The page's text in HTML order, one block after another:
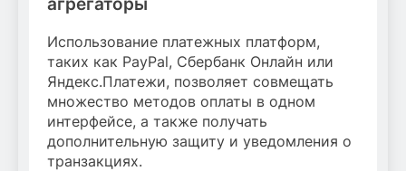
агрегаторы
Использование платежных платформ,
таких как PayPal, Сбербанк Онлайн или
Яндекс.Платежи, позволяет совмещать
множество методов оплаты в одном
интерфейсе, а также получать
дополнительную защиту и уведомления о
транзакциях.